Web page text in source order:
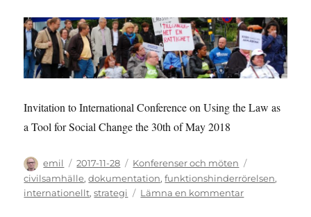
Invitation to International Conference on Using the Law as
a Tool for Social Change the 30th of May 2018
Författare
emil
Publicerat
den
2017-11-28 Kategorier
Konferenser och möten
civilsamhälle,dokumentation,funktionshinderrörelsen,
internationellt,strategi Lämna en kommentartill